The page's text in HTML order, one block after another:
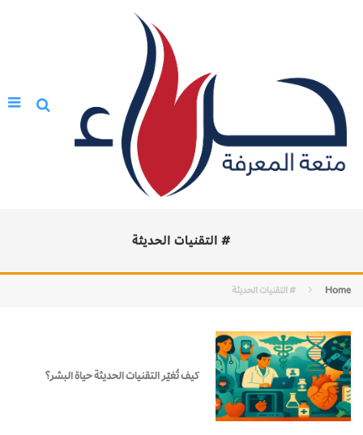
# التقنيات الحديثة
Home # التقنيات الحديثة
كيف تُغيّر التقنيات الحديثة حياة البشر؟